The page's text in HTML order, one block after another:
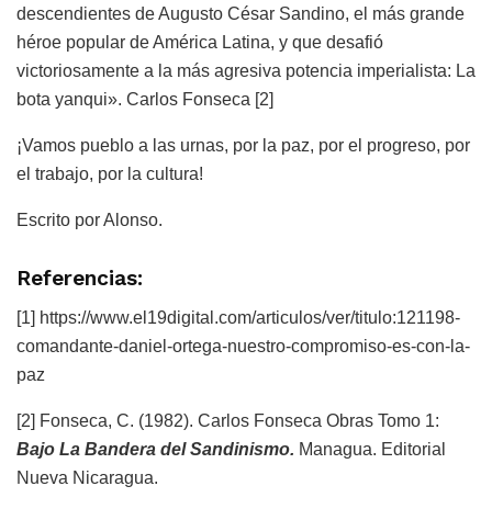
descendientes de Augusto César Sandino, el más grande
héroe popular de América Latina, y que desafió
victoriosamente a la más agresiva potencia imperialista: La
bota yanqui». Carlos Fonseca [2]
¡Vamos pueblo a las urnas, por la paz, por el progreso, por
el trabajo, por la cultura!
Escrito por Alonso.
Referencias:
[1] https://www.el19digital.com/articulos/ver/titulo:121198-
comandante-daniel-ortega-nuestro-compromiso-es-con-la-
paz
[2] Fonseca, C. (1982). Carlos Fonseca Obras Tomo 1:
Bajo La Bandera del Sandinismo. Managua. Editorial
Nueva Nicaragua.